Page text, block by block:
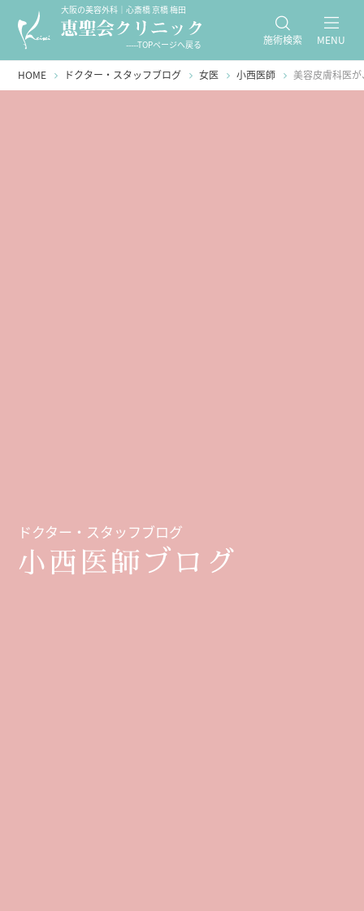
大阪の美容外科｜心斎橋 京橋 梅田
-----TOPページへ戻る 施術検索 MENU
HOME ドクター・スタッフブログ 女医 小西医師 美容皮膚科医
ドクター・スタッフブログ
小西医師ブログ